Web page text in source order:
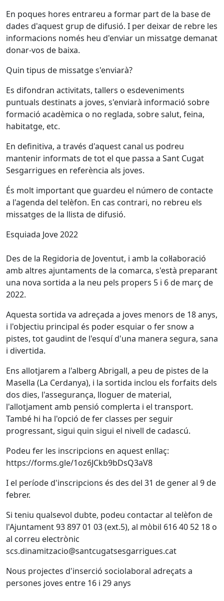
En poques hores entrareu a formar part de la base de
dades d'aquest grup de difusió. I per deixar de rebre les
informacions només heu d'enviar un missatge demanat
donar-vos de baixa.
Quin tipus de missatge s'enviarà?
Es difondran activitats, tallers o esdeveniments
puntuals destinats a joves, s'enviarà informació sobre
formació acadèmica o no reglada, sobre salut, feina,
habitatge, etc.
En definitiva, a través d'aquest canal us podreu
mantenir informats de tot el que passa a Sant Cugat
Sesgarrigues en referència als joves.
És molt important que guardeu el número de contacte
a l'agenda del telèfon. En cas contrari, no rebreu els
missatges de la llista de difusió.
Esquiada Jove 2022
Des de la Regidoria de Joventut, i amb la col·laboració
amb altres ajuntaments de la comarca, s'està preparant
una nova sortida a la neu pels propers 5 i 6 de març de
2022.
Aquesta sortida va adreçada a joves menors de 18 anys,
i l'objectiu principal és poder esquiar o fer snow a
pistes, tot gaudint de l'esquí d'una manera segura, sana
i divertida.
Ens allotjarem a l'alberg Abrigall, a peu de pistes de la
Masella (La Cerdanya), i la sortida inclou els forfaits dels
dos dies, l'assegurança, lloguer de material,
l'allotjament amb pensió complerta i el transport.
També hi ha l'opció de fer classes per seguir
progressant, sigui quin sigui el nivell de cadascú.
Podeu fer les inscripcions en aquest enllaç:
https://forms.gle/1oz6JCkb9bDsQ3aV8
I el període d'inscripcions és des del 31 de gener al 9 de
febrer.
Si teniu qualsevol dubte, podeu contactar al telèfon de
l'Ajuntament 93 897 01 03 (ext.5), al mòbil 616 40 52 18 o
al correu electrònic
scs.dinamitzacio@santcugatsesgarrigues.cat
Nous projectes d'inserció sociolaboral adreçats a
persones joves entre 16 i 29 anys